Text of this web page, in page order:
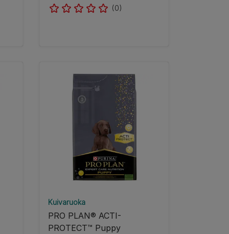
(0)
Kuivaruoka
PRO PLAN® ACTI-
PROTECT™ Puppy